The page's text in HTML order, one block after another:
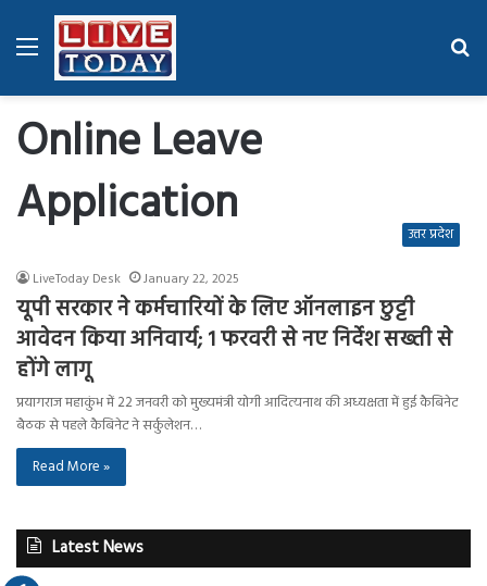
Menu
Online Leave
Application
उत्तर प्रदेश
LiveToday Desk January 22, 2025
यूपी सरकार ने कर्मचारियों के लिए ऑनलाइन छुट्टी
आवेदन किया अनिवार्य; 1 फरवरी से नए निर्देश सख्ती से
होंगे लागू
प्रयागराज महाकुंभ में 22 जनवरी को मुख्यमंत्री योगी आदित्यनाथ की अध्यक्षता में हुई कैबिनेट
बैठक से पहले कैबिनेट ने सर्कुलेशन…
Read More »
Latest News